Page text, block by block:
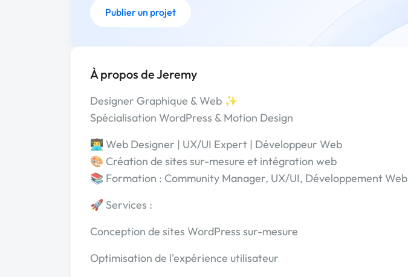
Publier un projet
À propos de Jeremy
Designer Graphique & Web ✨
Spécialisation WordPress & Motion Design
👨‍💻 Web Designer | UX/UI Expert | Développeur Web
🎨 Création de sites sur-mesure et intégration web
📚 Formation : Community Manager, UX/UI, Développement Web
🚀 Services :
Conception de sites WordPress sur-mesure
Optimisation de l'expérience utilisateur